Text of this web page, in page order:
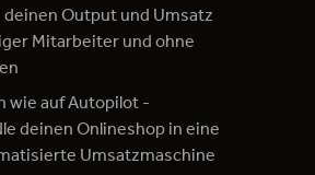
deinen Output und Umsatz
Mitarbeiter und ohne
wie auf Autopilot -
deinen Onlineshop in eine
Umsatzmaschine